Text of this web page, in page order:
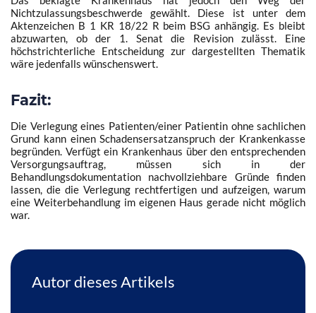
Wenn Sie diesen Technologien zustimmen, können wir Daten wie das
Surfverhalten oder eindeutige IDs auf dieser Website verarbeiten. Wenn Sie
Ihre Einwilligung nicht erteilen oder zurückziehen, können bestimmte
Merkmale und Funktionen beeinträchtigt werden.
Einstellungen ansehen
Cookie-RichtlinieDatenschutzerklärungImpressum
Nichtzulassungsbeschwerde gewählt. Diese ist unter dem
Aktenzeichen B 1 KR 18/22 R beim BSG anhängig. Es bleibt
abzuwarten, ob der 1. Senat die Revision zulässt. Eine
höchstrichterliche Entscheidung zur dargestellten Thematik
wäre jedenfalls wünschenswert.
Fazit:
Die Verlegung eines Patienten/einer Patientin ohne sachlichen
Grund kann einen Schadensersatzanspruch der Krankenkasse
begründen. Verfügt ein Krankenhaus über den entsprechenden
Versorgungsauftrag, müssen sich in der
Behandlungsdokumentation nachvollziehbare Gründe finden
lassen, die die Verlegung rechtfertigen und aufzeigen, warum
eine Weiterbehandlung im eigenen Haus gerade nicht möglich
war.
Autor dieses Artikels